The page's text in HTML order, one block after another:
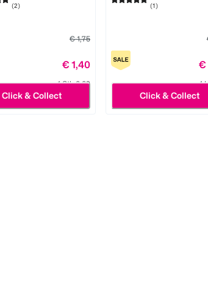
(2)
€ 1,75
€ 1,40
1 Stk 0,02
Click & Collect
(1)
€
1 l
Click & Collect